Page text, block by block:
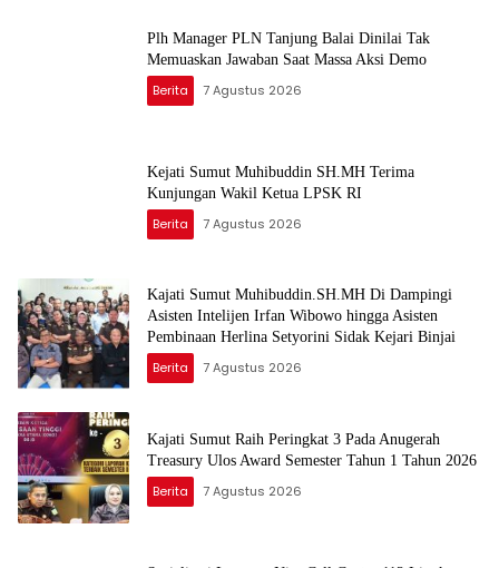
Plh Manager PLN Tanjung Balai Dinilai Tak
Memuaskan Jawaban Saat Massa Aksi Demo
Berita 7 Agustus 2026
Kejati Sumut Muhibuddin SH.MH Terima
Kunjungan Wakil Ketua LPSK RI
Berita 7 Agustus 2026
Kajati Sumut Muhibuddin.SH.MH Di Dampingi
Asisten Intelijen Irfan Wibowo hingga Asisten
Pembinaan Herlina Setyorini Sidak Kejari Binjai
Berita 7 Agustus 2026
Kajati Sumut Raih Peringkat 3 Pada Anugerah
Treasury Ulos Award Semester Tahun 1 Tahun 2026
Berita 7 Agustus 2026